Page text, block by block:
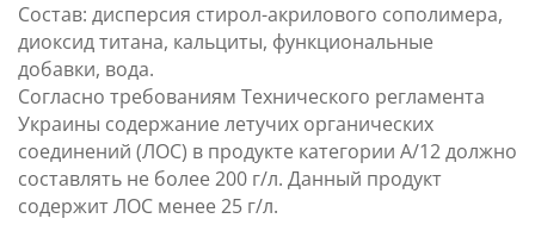
Состав: дисперсия стирол-акрилового сополимера,
диоксид титана, кальциты, функциональные
добавки, вода.
Согласно требованиям Технического регламента
Украины содержание летучих органических
соединений (ЛОС) в продукте категории А/12 должно
составлять не более 200 г/л. Данный продукт
содержит ЛОС менее 25 г/л.